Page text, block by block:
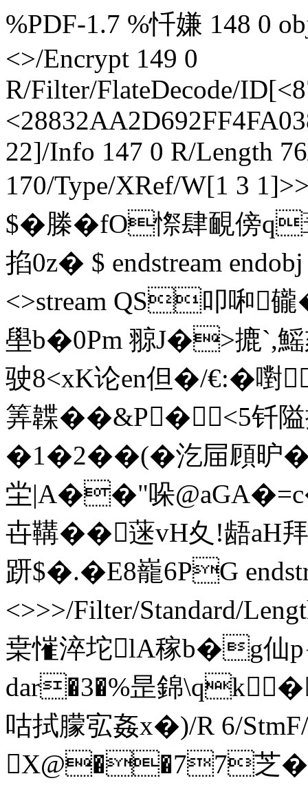
%PDF-1.7 %忏嫌 148 0
<>/Encrypt 149 0
R/Filter/FlateDecode/
22]/Info 147 0 R/Length
170/Type/XRef/W[1 3
$�榺�fO憏肆靦傍q
掐0z� $ endstream
<>stream QS叩啝
壆b�0Pm 翞J�>摝`,
驶8<xK论en但�/€:�
筭韘��&P�<5钎隘
�1�2��(�汔屇頋昈
坣|A��"哚
卋鞲��蒾vH夊!龉
趼$�.�E8巃6PG
<>>>/Filter/Standard/
枽慛淬坨lA稼b�g仙
dar�3�%昰錦\qk
咕拭朦宖姦x�)/R 6/
X@��77芝�